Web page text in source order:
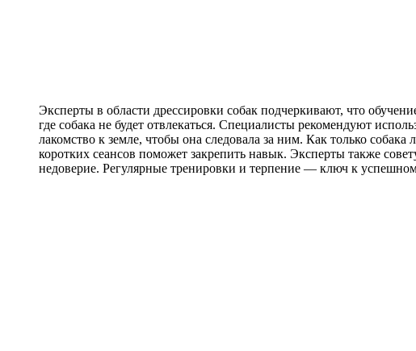
Эксперты в области дрессировки собак подчеркивают, что
где собака не будет отвлекаться. Специалисты рекомендуют
лакомство к земле, чтобы она следовала за ним. Как только
коротких сеансов поможет закрепить навык. Эксперты также
недоверие. Регулярные тренировки и терпение — ключ к